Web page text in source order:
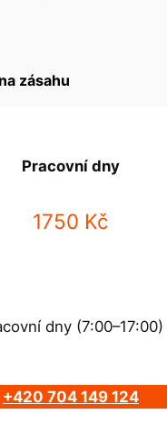
zásahu
Pracovní dny
1750 Kč
dny (7:00–17:00)
+420 704 149 124